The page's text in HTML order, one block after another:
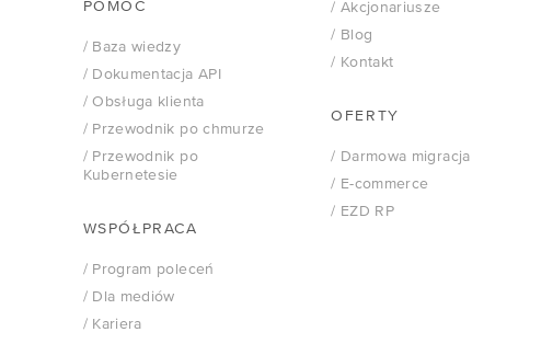
POMOC
/ Baza wiedzy
/ Dokumentacja API
/ Obsługa klienta
/ Przewodnik po chmurze
/ Przewodnik po
Kubernetesie
WSPÓŁPRACA
/ Program poleceń
/ Dla mediów
/ Kariera
/ Akcjonariusze
/ Blog
/ Kontakt
OFERTY
/ Darmowa migracja
/ E-commerce
/ EZD RP